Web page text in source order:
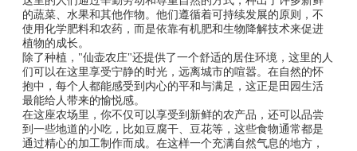
的蔬菜、水果和其他作物。他们遵循着可持续发展的原则，不
使用化学肥料和农药，而是依靠有机肥和生物降解技术来促进
植物的成长。
除了种植，"仙壶农庄"还提供了一个舒适的居住环境，这里的人
们可以在这里享受宁静的时光，远离城市的喧嚣。在自然的怀
抱中，每个人都能感受到内心的平和与满足，这正是田园生活
最能给人带来的愉悦感。
在这座农场里，你不仅可以享受到新鲜的农产品，还可以品尝
到一些地道的小吃，比如豆腐干、豆花等，这些食物通常都是
通过精心的加工制作而成。在这样一个充满自然气息的地方，